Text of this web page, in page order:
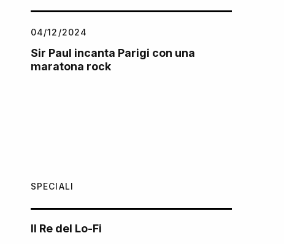
04/12/2024
Sir Paul incanta Parigi con una
maratona rock
SPECIALI
Il Re del Lo-Fi